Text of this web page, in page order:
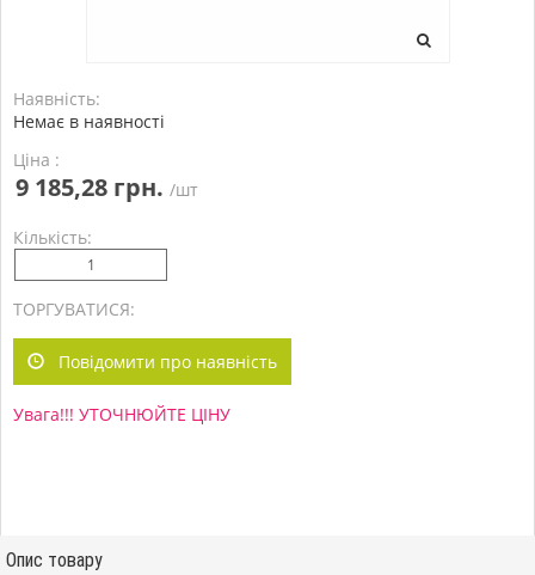
Наявність:
Немає в наявності
Ціна :
9 185,28 грн. /шт
Кількість:
ТОРГУВАТИСЯ:
Повідомити про наявність
Увага!!! УТОЧНЮЙТЕ ЦІНУ
Опис товару